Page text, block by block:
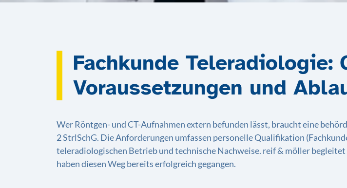
Fachkunde Teleradiologie:
Voraussetzungen und
Wer Röntgen- und CT-Aufnahmen extern befunden lässt, braucht eine
2 StrlSchG. Die Anforderungen umfassen personelle Qualifikation
teleradiologischen Betrieb und technische Nachweise. reif & möller
haben diesen Weg bereits erfolgreich gegangen.